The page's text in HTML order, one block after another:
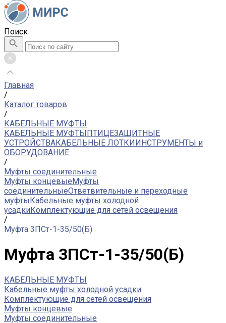
Поиск
Главная
/
Каталог товаров
/
КАБЕЛЬНЫЕ МУФТЫ
КАБЕЛЬНЫЕ МУФТЫПТИЦЕЗАЩИТНЫЕ
УСТРОЙСТВАКАБЕЛЬНЫЕ ЛОТКИИНСТРУМЕНТЫ и
ОБОРУДОВАНИЕ
/
Муфты соединительные
Муфты концевыеМуфты
соединительныеОтветвительные и переходные
муфтыКабельные муфты холодной
усадкиКомплектующие для сетей освещения
/
Муфта 3ПСт-1-35/50(Б)
Муфта 3ПСт-1-35/50(Б)
КАБЕЛЬНЫЕ МУФТЫ
Кабельные муфты холодной усадки
Комплектующие для сетей освещения
Муфты концевые
Муфты соединительные